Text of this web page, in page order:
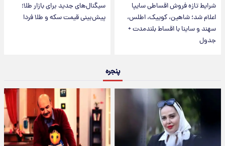
شرایط تازه فروش اقساطی سایپا
اعلام شد؛ شاهین، کوییک، اطلس،
سهند و ساینا با اقساط بلندمدت +
جدول
سیگنال‌های جدید برای بازار طلا؛
پیش‌بینی قیمت سکه و طلا فردا
پنجره